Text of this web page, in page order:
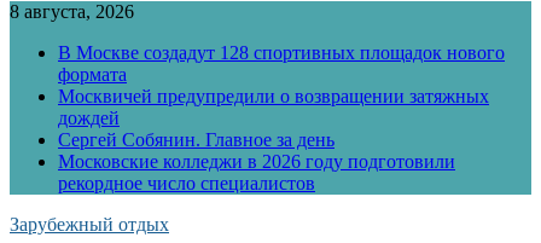
8 августа, 2026
В Москве создадут 128 спортивных площадок нового
формата
Москвичей предупредили о возвращении затяжных
дождей
Сергей Собянин. Главное за день
Московские колледжи в 2026 году подготовили
рекордное число специалистов
Зарубежный отдых